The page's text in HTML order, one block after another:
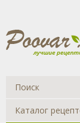
Каталог